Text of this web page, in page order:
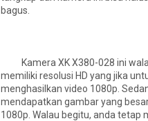
bagus.
Kamera XK X380-028 ini
memiliki resolusi HD yang jika
menghasilkan video 1080p.
mendapatkan gambar yang
1080p. Walau begitu, anda tetap